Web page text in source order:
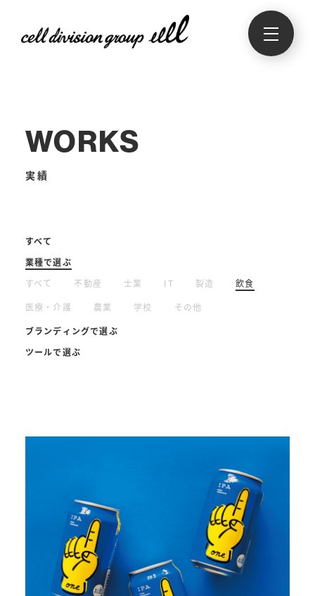
WORKS
実績
すべて
業種で選ぶ
すべて
不動産 士業 IT 製造
飲食
医療・介護
農業 学校
その他
ブランディングで選ぶ
ツールで選ぶ